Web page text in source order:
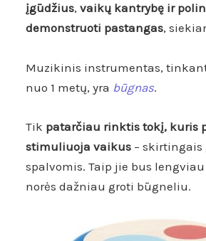
įgūdžius, vaikų kantrybę ir
demonstruoti pastangas,
Muzikinis instrumentas,
nuo 1 metų, yra būgnas.
Tik patarčiau rinktis tokį, kuris
stimuliuoja vaikus – skirtingais
spalvomis. Taip jie bus
norės dažniau groti būgneliu.